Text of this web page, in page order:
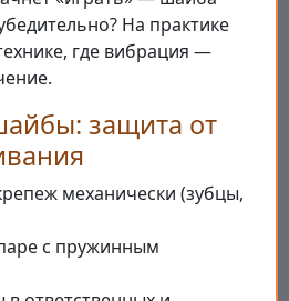
На практике
где вибрация —
защита от
механически (зубцы,
с пружинным